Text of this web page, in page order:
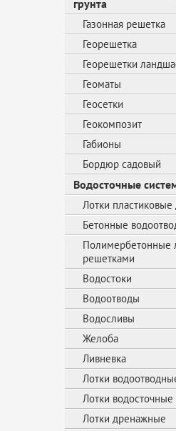
грунта
Газонная решетка
Георешетка
Георешетки
Геоматы
Геосетки
Геокомпозит
Габионы
Бордюр садовый
Водосточные
Лотки
Бетонные
Полимербетонные
решетками
Водостоки
Водоотводы
Водосливы
Желоба
Ливневка
Лотки
Лотки водосточные
Лотки дренажные